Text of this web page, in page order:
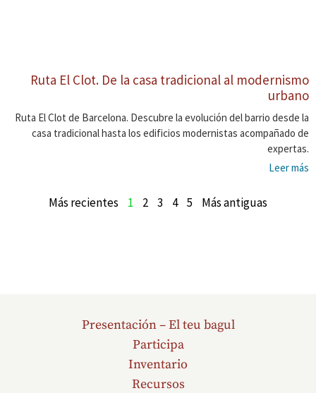
Ruta El Clot. De la casa tradicional al modernismo
urbano
Ruta El Clot de Barcelona. Descubre la evolución del barrio desde la
casa tradicional hasta los edificios modernistas acompañado de
expertas.
Leer más
Más recientes 1 2 3 4 5 Más antiguas
Presentación – El teu bagul
Participa
Inventario
Recursos